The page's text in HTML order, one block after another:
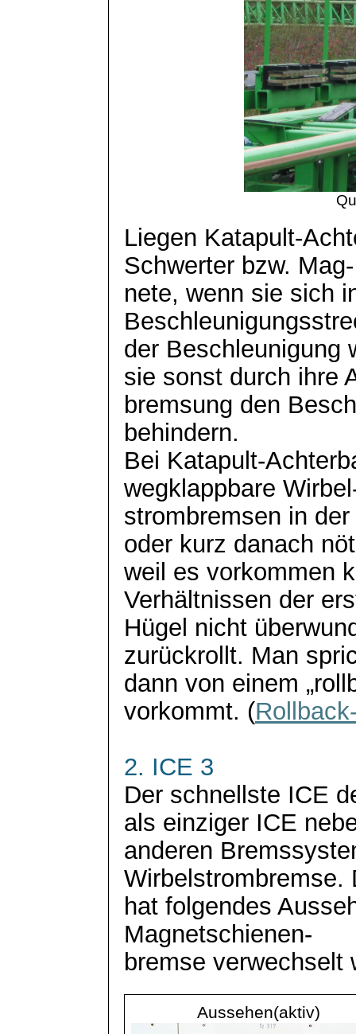
Liegen Katapult-
Schwerter bzw. Mag-
nete, wenn sie sich
der Beschleunigung
sie sonst durch ihre
bremsung den
behindern.
Bei Katapult-
wegklappbare
strombremsen in der
oder kurz danach
weil es vorkommen
Verhältnissen der
Hügel nicht
zurückrollt. Man
dann von einem „
vorkommt. (
2. ICE 3
Der schnellste ICE
als einziger ICE
anderen
Wirbelstrombremse.
hat folgendes
Magnetschienen-
bremse verwechselt
Aussehen(aktiv)